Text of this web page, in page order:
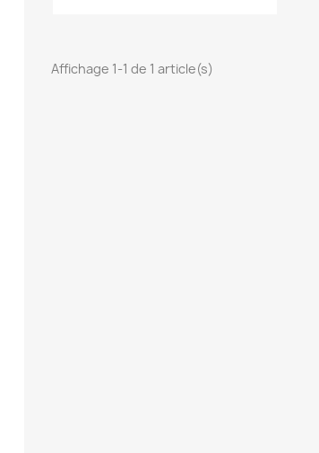
Affichage 1-1 de 1 article(s)